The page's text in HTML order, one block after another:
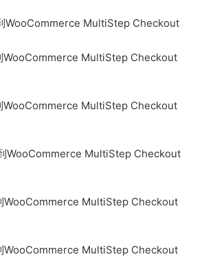
WooCommerce MultiStep Checkout
WooCommerce MultiStep Checkout
WooCommerce MultiStep Checkout
WooCommerce MultiStep Checkout
WooCommerce MultiStep Checkout
WooCommerce MultiStep Checkout